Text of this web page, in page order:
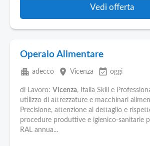
Vedi offerta
Operaio Alimentare
apartment adecco place Vicenza event_available oggi
di Lavoro: Vicenza, Italia Skill e
utilizzo di attrezzature e macchinari
Precisione, attenzione al dettaglio e
procedure produttive e igienico-sanitarie
RAL annua...